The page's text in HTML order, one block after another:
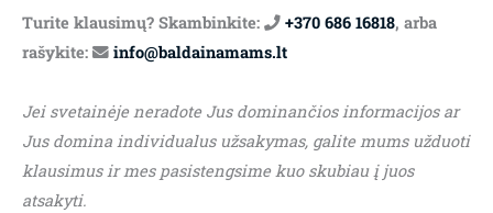
Turite klausimų? Skambinkite: +370 686 16818, arba
rašykite:
info@baldainamams.lt
Jei svetainėje neradote Jus dominančios informacijos ar
Jus domina individualus užsakymas, galite mums užduoti
klausimus ir mes pasistengsime kuo skubiau į juos
atsakyti.